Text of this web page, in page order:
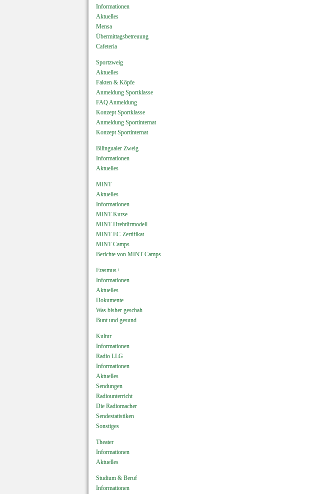
Informationen
Aktuelles
Mensa
Übermittagsbetreuung
Cafeteria
Sportzweig
Aktuelles
Fakten & Köpfe
Anmeldung Sportklasse
FAQ Anmeldung
Konzept Sportklasse
Anmeldung Sportinternat
Konzept Sportinternat
Bilingualer Zweig
Informationen
Aktuelles
MINT
Aktuelles
Informationen
MINT-Kurse
MINT-Drehtürmodell
MINT-EC-Zertifikat
MINT-Camps
Berichte von MINT-Camps
Erasmus+
Informationen
Aktuelles
Dokumente
Was bisher geschah
Bunt und gesund
Kultur
Informationen
Radio LLG
Informationen
Aktuelles
Sendungen
Radiounterricht
Die Radiomacher
Sendestatistiken
Sonstiges
Theater
Informationen
Aktuelles
Studium & Beruf
Informationen